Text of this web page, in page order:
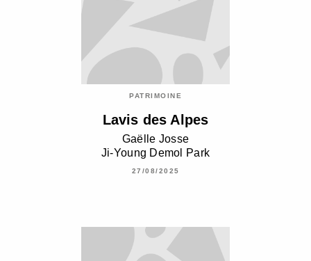
PATRIMOINE
Lavis des Alpes
Gaëlle Josse
Ji-Young Demol Park
27/08/2025